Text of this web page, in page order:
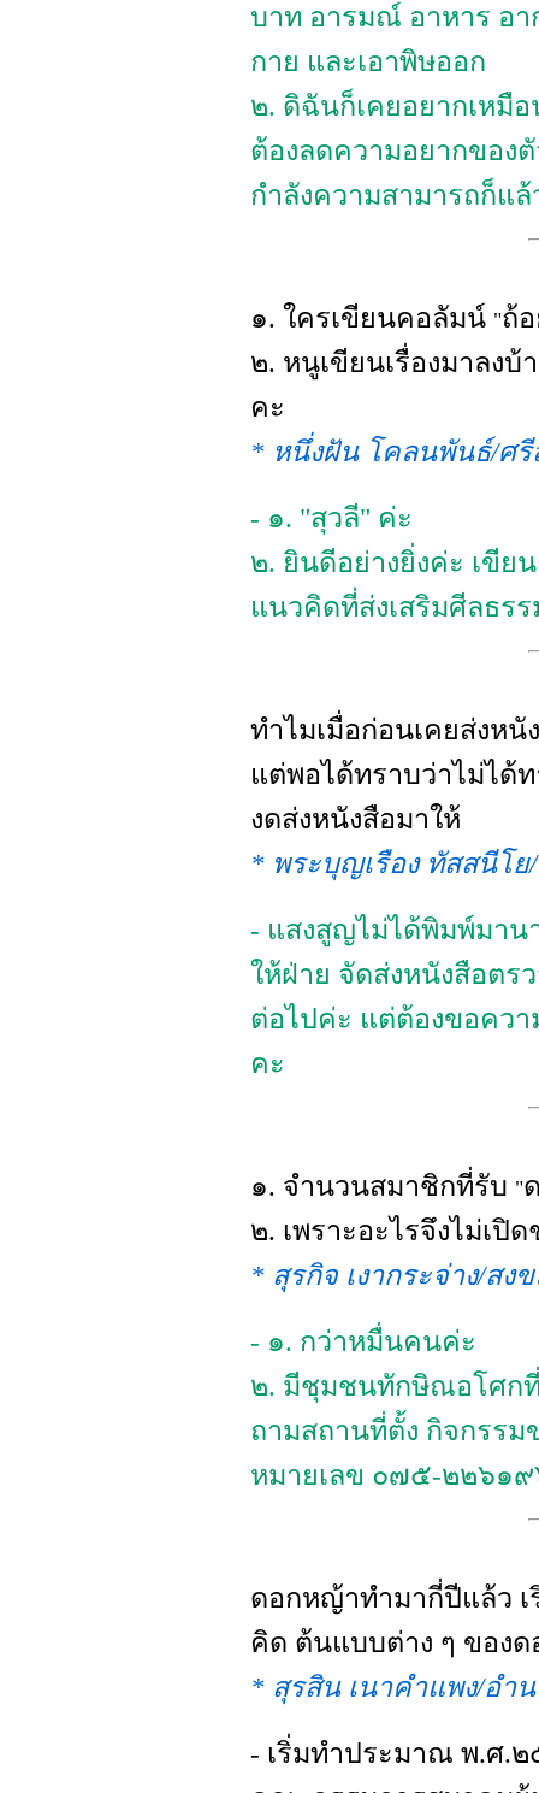
บาท อารมณ์ อาหาร อา
กาย และเอาพิษออก
๒. ดิฉันก็เคยอยากเหมื
ต้องลดความอยากของตั
กำลังความสามารถก็แ
๑. ใครเขียนคอลัมน์ "ถ้
๒. หนูเขียนเรื่องมาลง
คะ
* หนึ่งฝัน โคลนพันธ์/ศรี
- ๑. "สุวลี" ค่ะ
๒. ยินดีอย่างยิ่งค่ะ เขียน
แนวคิดที่ส่งเสริมศีลธร
ทำไมเมื่อก่อนเคยส่งห
แต่พอได้ทราบว่าไม่ได้
งดส่งหนังสือมาให้
* พระบุญเรือง ทัสสนีโย
- แสงสูญไม่ได้พิมพ์มาน
ให้ฝ่าย จัดส่งหนังสือตร
ต่อไปค่ะ แต่ต้องขอคว
คะ
๑. จำนวนสมาชิกที่รับ "
๒. เพราะอะไรจึงไม่เ
* สุรกิจ เงากระจ่าง/สง
- ๑. กว่าหมื่นคนค่ะ
๒. มีชุมชนทักษิณอโศกที่
ถามสถานที่ตั้ง กิจกรร
หมายเลข ๐๗๕-๒๒๖๑
ดอกหญ้าทำมากี่ปีแล้ว เ
คิด ต้นแบบต่าง ๆ ของ
* สุรสิน เนาคำแพง/อำ
- เริ่มทำประมาณ พ.ศ.